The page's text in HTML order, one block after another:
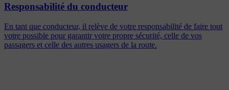
Responsabilité du conducteur
En tant que conducteur, il relève de votre responsabilité de faire tout
votre possible pour garantir votre propre sécurité, celle de vos
passagers et celle des autres usagers de la route.